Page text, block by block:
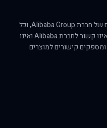
הסימן AliExpress הוא סימן מסחר רשום של חברת Alibaba Group, וכל
הזכויות הנוגעות לו שמורות לה. אתר זה אינו קשור לחברת Alibaba ואינו
קישורים למוצרים